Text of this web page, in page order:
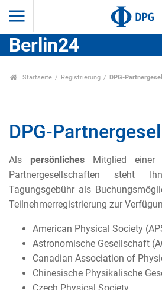
Berlin24
Startseite Registrierung DPG-
DPG-
Als persönliches Mitglied einer
Partnergesellschaften steht
Tagungsgebühr als
Teilnehmerregistrierung zur
American Physical Society
Astronomische Gesellschaft
Canadian Association of
Chinesische Physikalische